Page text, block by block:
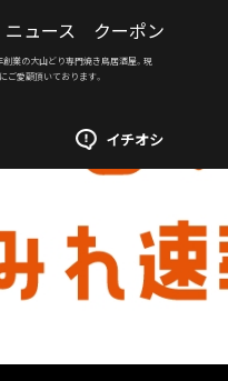
ニュース クーポン
創業の大山どり専門焼き鳥居酒屋。現
ご愛顧頂いております。
イチオシ